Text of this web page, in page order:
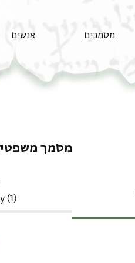
מסמכים אנשים
מסמך משפטי
(1)